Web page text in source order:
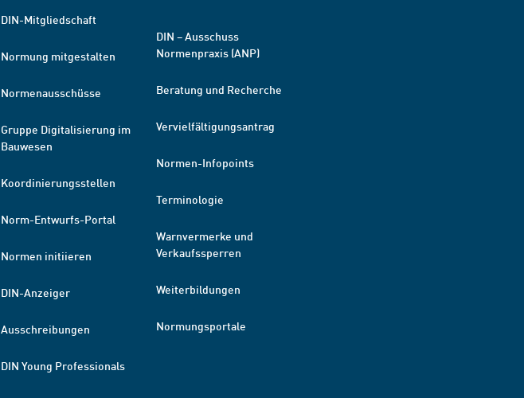
DIN-Mitgliedschaft
Normung mitgestalten
Normenausschüsse
Gruppe Digitalisierung im
Bauwesen
Koordinierungsstellen
Norm-Entwurfs-Portal
Normen initiieren
DIN-Anzeiger
Ausschreibungen
DIN Young Professionals
DIN – Ausschuss
Normenpraxis (ANP)
Beratung und Recherche
Vervielfältigungsantrag
Normen-Infopoints
Terminologie
Warnvermerke und
Verkaufssperren
Weiterbildungen
Normungsportale